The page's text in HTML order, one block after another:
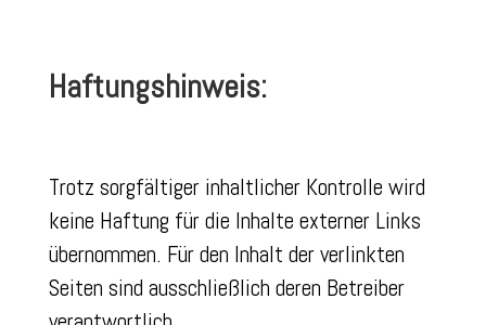
Haftungshinweis:
Trotz sorgfältiger inhaltlicher Kontrolle wird
keine Haftung für die Inhalte externer Links
übernommen. Für den Inhalt der verlinkten
Seiten sind ausschließlich deren Betreiber